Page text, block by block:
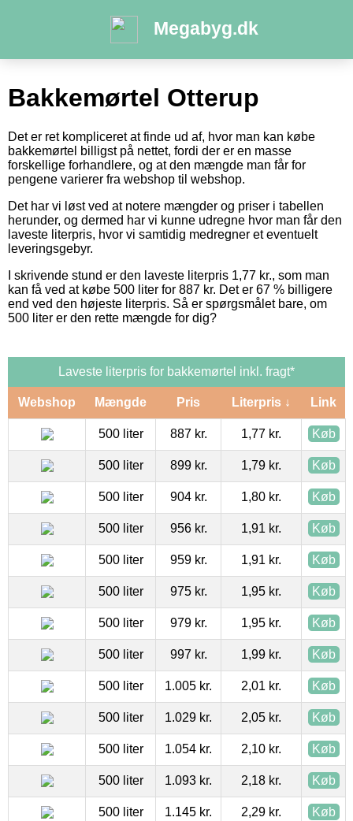
Megabyg.dk
Bakkemørtel Otterup
Det er ret kompliceret at finde ud af, hvor man kan købe
bakkemørtel billigst på nettet, fordi der er en masse
forskellige forhandlere, og at den mængde man får for
pengene varierer fra webshop til webshop.
Det har vi løst ved at notere mængder og priser i tabellen
herunder, og dermed har vi kunne udregne hvor man får den
laveste literpris, hvor vi samtidig medregner et eventuelt
leveringsgebyr.
I skrivende stund er den laveste literpris 1,77 kr., som man
kan få ved at købe 500 liter for 887 kr. Det er 67 % billigere
end ved den højeste literpris. Så er spørgsmålet bare, om
500 liter er den rette mængde for dig?
Laveste literpris for bakkemørtel inkl. fragt*
Webshop Mængde Pris Literpris ↓ Link
500 liter 887 kr. 1,77 kr. Køb
500 liter 899 kr. 1,79 kr. Køb
500 liter 904 kr. 1,80 kr. Køb
500 liter 956 kr. 1,91 kr. Køb
500 liter 959 kr. 1,91 kr. Køb
500 liter 975 kr. 1,95 kr. Køb
500 liter 979 kr. 1,95 kr. Køb
500 liter 997 kr. 1,99 kr. Køb
500 liter 1.005 kr. 2,01 kr. Køb
500 liter 1.029 kr. 2,05 kr. Køb
500 liter 1.054 kr. 2,10 kr. Køb
500 liter 1.093 kr. 2,18 kr. Køb
500 liter 1.145 kr. 2,29 kr. Køb